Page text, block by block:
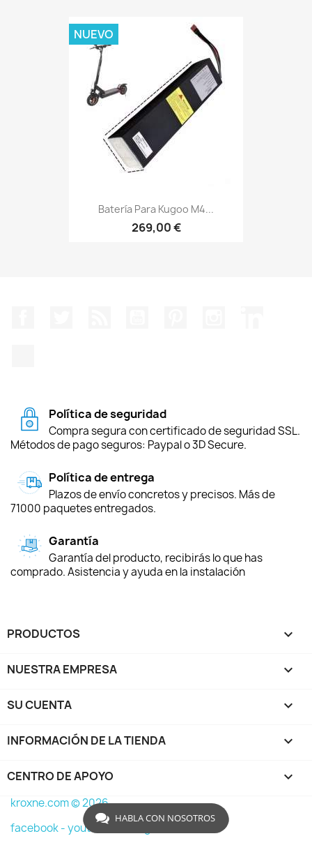
Batería Para Kugoo M4...
269,00 €
NUEVO
Política de seguridad
Compra segura con certificado de seguridad SSL.
Métodos de pago seguros: Paypal o 3D Secure.
Política de entrega
Plazos de envío concretos y precisos. Más de
71000 paquetes entregados.
Garantía
Garantía del producto, recibirás lo que has
comprado. Asistencia y ayuda en la instalación
PRODUCTOS 
NUESTRA EMPRESA 
SU CUENTA 
INFORMACIÓN DE LA TIENDA keyboard_arrow_down
CENTRO DE APOYO 
kroxne.com © 2026
facebook -youtube -
HABLA CON NOSOTROS